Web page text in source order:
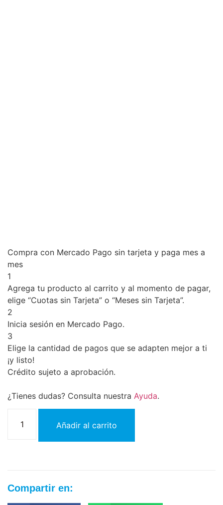
Compra con Mercado Pago sin tarjeta y paga mes a
mes
1
Agrega tu producto al carrito y al momento de pagar,
elige “Cuotas sin Tarjeta” o “Meses sin Tarjeta”.
2
Inicia sesión en Mercado Pago.
3
Elige la cantidad de pagos que se adapten mejor a ti
¡y listo!
Crédito sujeto a aprobación.
¿Tienes dudas? Consulta nuestra Ayuda.
Añadir al carrito
Compartir en: